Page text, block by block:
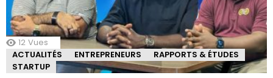
12 Vues
ACTUALITÉS
ENTREPRENEURS
RAPPORTS & ÉTUDES
STARTUP